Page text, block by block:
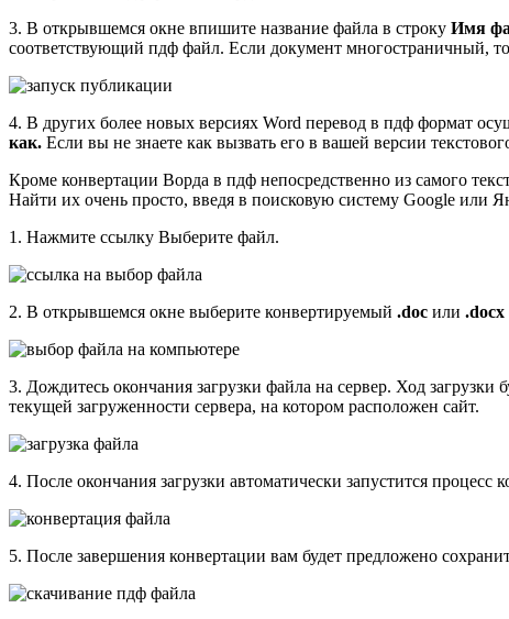
3. В открывшемся окне впишите название файла в строку Имя
соответствующий пдф файл. Если документ многостраничный, то
4. В других более новых версиях Word перевод в пдф формат
как. Если вы не знаете как вызвать его в вашей версии
Кроме конвертации Ворда в пдф непосредственно из самого
Найти их очень просто, введя в поисковую систему Google или
1. Нажмите ссылку Выберите файл.
2. В открывшемся окне выберите конвертируемый .doc или
3. Дождитесь окончания загрузки файла на сервер. Ход загрузки
текущей загруженности сервера, на котором расположен сайт.
4. После окончания загрузки автоматически запустится процесс
5. После завершения конвертации вам будет предложено